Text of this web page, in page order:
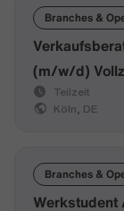
Branches &
(m/w/d)
Teilzeit
Köln, DE
Branches &